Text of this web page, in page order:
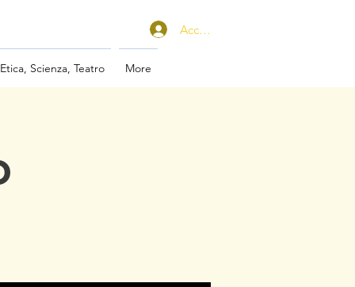
Scienza, Teatro More
Accedi